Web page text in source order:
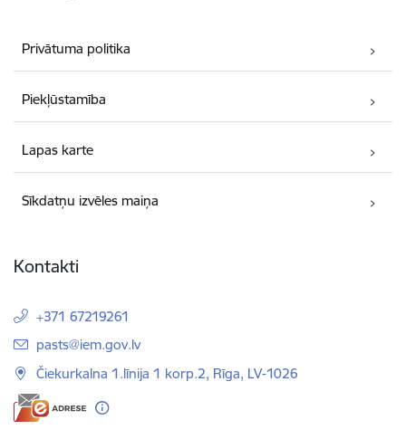
Privātuma politika
Piekļūstamība
Lapas karte
Sīkdatņu izvēles maiņa
Kontakti
+371 67219261
E-pasts:
pasts@iem.gov.lv
Čiekurkalna 1.līnija 1 korp.2, Rīga, LV-1026